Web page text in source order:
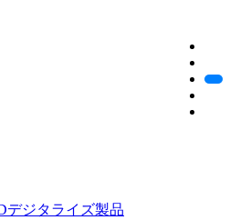
デジタライズ製品